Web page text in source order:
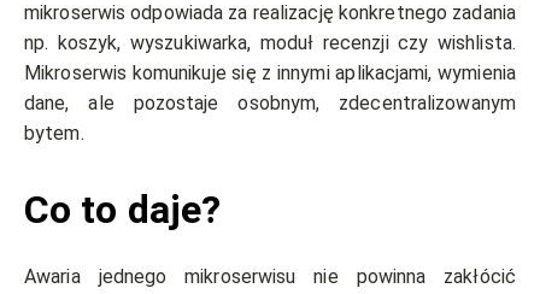
mikroserwis odpowiada za realizację konkretnego zadania
np. koszyk, wyszukiwarka, moduł recenzji czy wishlista.
Mikroserwis komunikuje się z innymi aplikacjami, wymienia
dane, ale pozostaje osobnym, zdecentralizowanym
bytem.
Co to daje?
Awaria jednego mikroserwisu nie powinna zakłócić